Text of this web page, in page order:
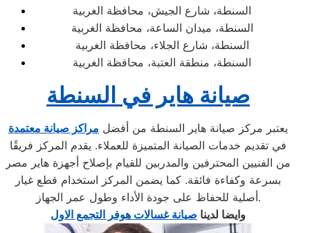
السنطة، شارع الجيش، محافظة الغربية
السنطة، ميدان الساعة، محافظة الغربية
السنطة، شارع الجلاء، محافظة الغربية
السنطة، منطقة العتبة، محافظة الغربية
صيانة هاير في السنطة
يعتبر مركز صيانة هاير السنطة من أفضل مراكز صيانة معتمدة
في تقديم خدمات الصيانة المتميزة للعملاء. يقدم المركز فريقًا
من الفنيين المحترفين والمدربين للقيام بإصلاح أجهزة هاير مصر
بسرعة وكفاءة فائقة. كما يضمن المركز استخدام قطع غيار
أصلية للحفاظ على جودة الأداء وطول عمر الجهاز.
وايضا لدينا صيانة غسالات هوفر التجمع الاول